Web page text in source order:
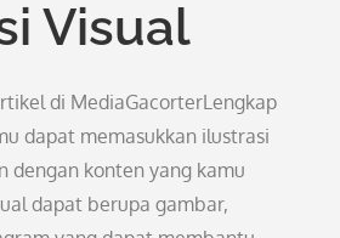
Visual
di MediaGacorterLengkap
dapat memasukkan ilustrasi
dengan konten yang kamu
dapat berupa gambar,